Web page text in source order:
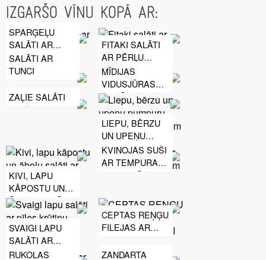
IZGARŠO VĪNU KOPĀ AR:
SPARĢEĻU
SALĀTI AR
OLĀM
FITAKI SALĀTI
AR PĒRĻU
GRŪBĀM UN
KVINOJU
SALĀTI AR
TUNCI
MĪDIJAS
VIDUSJŪRAS
STILĀ
ZAĻIE SALĀTI
LIEPU, BĒRZU
UN UPEŅU
PUMPURU
SALĀTI AR
SPARĢEĻIEM
KIVI, LAPU
KĀPOSTU UN
ĀBOLU SALĀTI
AR SEZAMA
SĒKLU
DRESINGU
KVINOJAS SUŠI
AR TEMPURAS
GARNELĒM
SVAIGI LAPU
SALĀTI AR
PĪLES KRŪTIŅU,
CEPTAS REŅĢU
FILEJAS AR
MĒRCI
RUKOLAS ZANDARTA